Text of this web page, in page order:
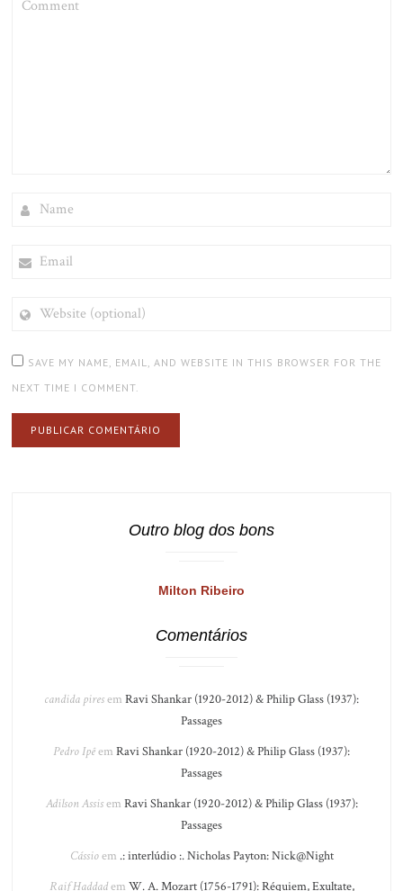
(OPTIONAL)
SAVE MY NAME, EMAIL, AND WEBSITE IN THIS BROWSER FOR THE
NEXT TIME I COMMENT.
Outro blog dos bons
Milton Ribeiro
Comentários
candida piresem Ravi Shankar (1920-2012) & Philip Glass (1937):
Passages
Pedro Ipêem Ravi Shankar (1920-2012) & Philip Glass (1937):
Passages
Adilson Assisem Ravi Shankar (1920-2012) & Philip Glass (1937):
Passages
Cássioem .: interlúdio :. Nicholas Payton: Nick@Night
Raif Haddadem W. A. Mozart (1756-1791): Réquiem, Exultate,